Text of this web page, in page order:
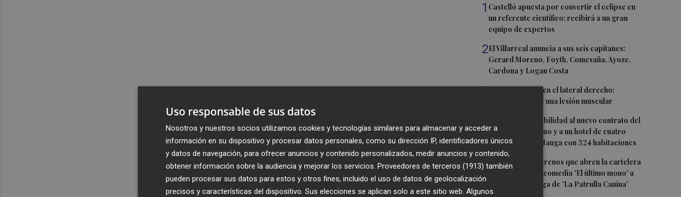
1 Castelló apuesta por convertir el eclipse en
un referente científico: recibirá a un gran
equipo de expertos
2El Villarreal anuncia a sus seis capitanes:
Gerard Moreno, Foyth, Comesaña, Ayoze,
Cardona y Logan Costa
3Más problemas en el lateral derecho:
Monferrer sufre una lesión muscular
San Javier da viabilidad al nuevo contrato del
transporte urbano y a un hotel de cuatro
estrellas en La Manga con 324 habitaciones
5 Estos son los estrenos que abren la cartelera
en agosto: de la comedia 'El último mono' a
una nueva entrega de 'La Patrulla Canina'
Uso responsable de sus datos
Nosotros y nuestros socios utilizamos cookies y tecnologías similares para almacenar y acceder a
información en su dispositivo y procesar datos personales, como su dirección IP, identificadores únicos
y datos de navegación, para ofrecer anuncios y contenido personalizados, medir anuncios y contenido,
obtener información sobre la audiencia y mejorar los servicios. Proveedores de terceros (1913) también
pueden procesar sus datos para estos y otros fines, incluido el uso de datos de geolocalización
precisos y características del dispositivo. Sus elecciones se aplican solo a este sitio web. Algunos